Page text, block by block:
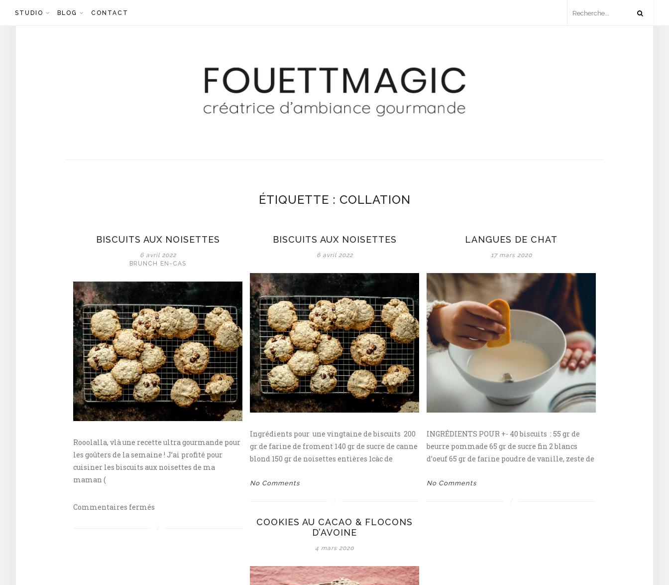
STUDIO BLOG CONTACT
ÉTIQUETTE : COLLATION
BISCUITS AUX NOISETTES
6 avril 2022
BRUNCH
EN-CAS
Rooolalla, vlà une recette ultra gourmande pour
les goûters de la semaine ! J’ai profité pour
cuisiner les biscuits aux noisettes de ma
maman (
Commentaires fermés
BISCUITS AUX NOISETTES
6 avril 2022
Ingrédients pour une vingtaine de biscuits 200
gr de farine de froment 140 gr de sucre de canne
blond 150 gr de noisettes entières 1càc de
No Comments
LANGUES DE CHAT
17 mars 2020
INGRÉDIENTS POUR +- 40 biscuits : 55 gr de
beurre pommade 65 gr de sucre fin 2 blancs
d’oeuf 65 gr de farine poudre de vanille, zeste de
No Comments
COOKIES AU CACAO & FLOCONS
D’AVOINE
4 mars 2020